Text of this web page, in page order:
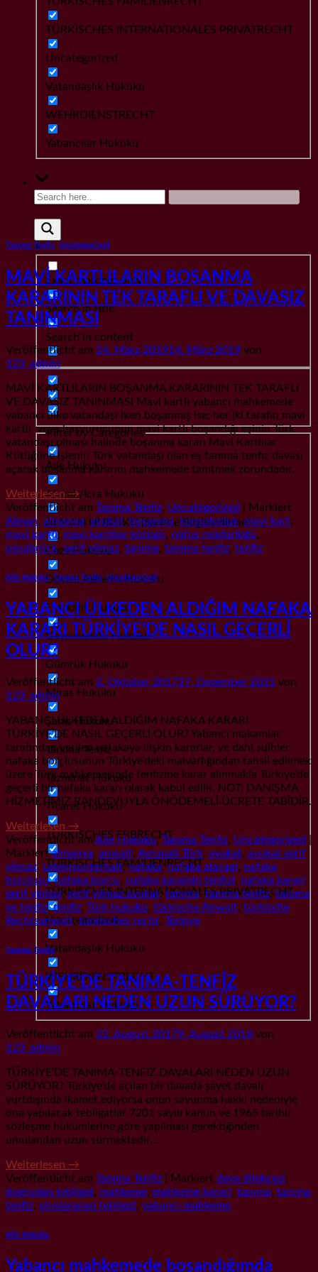
TÜRKISCHES INTERNATIONALES PRIVATRECHT
Uncategorized
Vatandaşlık Hukuku
WEHRDIENSTRECHT
Yabancılar Hukuku
Exact matches only
Search in title
Search in content
Filter by Categories
Aile Hukuku
Alacak/İcra Hukuku
ALMAN HUKUKU (Sadece Bilgilendirme)
Ceza Hukuku
Dövizli Askerlik Hukuku
Emeklilik Hukuku
Gayrımenkul Hukuku
Gümrük Hukuku
Miras Hukuku
Şahıs Hukuku
Tanıma Tenfiz
Tazminat Hukuku
Ticaret Hukuku
TÜRKISCHES ERBRECHT
TÜRKISCHES FAMILIENRECHT
TÜRKISCHES INTERNATIONALES PRIVATRECHT
Uncategorized
Vatandaşlık Hukuku
WEHRDIENSTRECHT
Yabancılar Hukuku
Tanıma Tenfiz Uncategorized
MAVİ KARTLILARIN BOŞANMA
KARARININ TEK TARAFLI VE DAVASIZ
TANINMASI
Veröffentlicht am 14. März 201914. März 2019 von
123_admin
MAVİ KARTLILARIN BOŞANMA KARARININ TEK TARAFLI
VE DAVASIZ TANINMASI Mavi kartlı yabancı mahkemede
yabancı ülke vatandaşı iken boşanmış ise; her iki tarafın mavi
kartlı veya başvurucunun mavi kartlı boşandığı eşinin Türk
vatandaşı olması halinde boşanma kararı Mavi Kartlılar
Kütüğüne işlenir. Türk vatandaşı olan eş tanıma tenfiz davası
açarak boşanma kararını mahkemede tanıtmak zorundadır.
Weiterlesen→
Veröffentlicht am Tanıma Tenfiz, Uncategorized
Markiert
Alman, almanya,avukat,boşanma,konsolosluk,mavi kart,
mavi kartli, mavi kartlilar kütügü, nüfus müdürlüğü,
osnabrück,serif yilmaz, tanıma, tanıma tenfiz, tenfiz
Aile Hukuku,Tanıma Tenfiz,Uncategorized
YABANCI ÜLKEDEN ALDIĞIM NAFAKA
KARARI TÜRKİYE’DE NASIL GEÇERLİ
OLUR?
Veröffentlicht am 2. Oktober 201727. Dezember 2021 von
123_admin
YABANCI ÜLKEDEN ALDIĞIM NAFAKA KARARI
TÜRKİYE’DE NASIL GEÇERLİ OLUR? Yabancı makamlar
tarafından verilen nafakaya ilişkin kararlar, ve dahi sulhler
nafaka borçlusunun Türkiye’deki malvarlığından tahsil edilmek
üzere Türk mahkemesinde tenfizine karar alınmakla Türkiye’de
geçerli bir nafaka kararı olarak kabul edilir. NOT: DANIŞMA
HİZMETİMİZ RANDEVUYLA ÖNÖDEMELİ ÜCRETE TABİDİR.
Weiterlesen →
Veröffentlicht amAile Hukuku,Tanıma Tenfiz, Uncategorized
Markiertalmanya, anwalt, Avrupali Türk, avukat, avukat serif
yilmaz, Lebensunterhalt,nafaka,nafaka alacagi, nafaka
borclusu,nafaka borcu, nafaka karainin tenfizi, nafaka karari,
serif yilmaz,serif yilmaz avukat,tanıma,tanıma tenfiz,tanıma
ve tenfiz,tenfiz, Türk hukuku, türkische Anwalt, türkische
Rechtsanwalt,türkisches recht, Türkiye
Tanıma Tenfiz
TÜRKİYE’DE TANIMA-TENFİZ
DAVALARI NEDEN UZUN SÜRÜYOR?
Veröffentlicht am 22. August 20179. August 2018 von
123_admin
TÜRKİYE’DE TANIMA-TENFİZ DAVALARI NEDEN UZUN
SÜRÜYOR? Türkiye’de açılan bir davada şayet davalı
yurtdışında ikamet ediyorsa onun savunma hakkı nedeniyle
ona yapılacak tebligatlar 7201 sayılı kanun ve 1965 tarihli
sözleşme hükümlerine göre yapılması gerektiğinden
umulandan uzun sürmektedir…
Weiterlesen →
Veröffentlicht am Tanıma Tenfiz Markiert dava dilekçesi,
dogrudan tebligat, mahkeme, mahkeme karari, tanıma, tanıma
tenfiz, uluslararasi tebligat, yabancı mahkeme
Aile Hukuku
Yabancı mahkemede boşandığımda